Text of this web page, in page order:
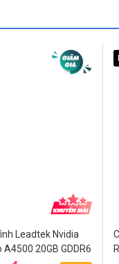
Leadtek Nvidia
A4500 20GB GDDR6